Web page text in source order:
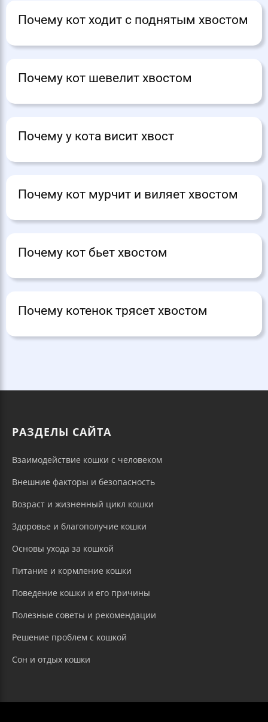
Почему кот ходит с поднятым хвостом
Почему кот шевелит хвостом
Почему у кота висит хвост
Почему кот мурчит и виляет хвостом
Почему кот бьет хвостом
Почему котенок трясет хвостом
РАЗДЕЛЫ САЙТА
Взаимодействие кошки с человеком
Внешние факторы и безопасность
Возраст и жизненный цикл кошки
Здоровье и благополучие кошки
Основы ухода за кошкой
Питание и кормление кошки
Поведение кошки и его причины
Полезные советы и рекомендации
Решение проблем с кошкой
Сон и отдых кошки